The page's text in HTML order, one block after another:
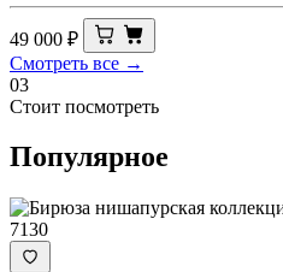
49 000 ₽
Смотреть все →
03
Стоит посмотреть
Популярное
7130